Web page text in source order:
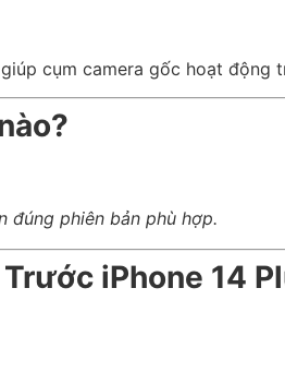
cụm camera gốc hoạt động
đúng phiên bản phù hợp.
iPhone 14